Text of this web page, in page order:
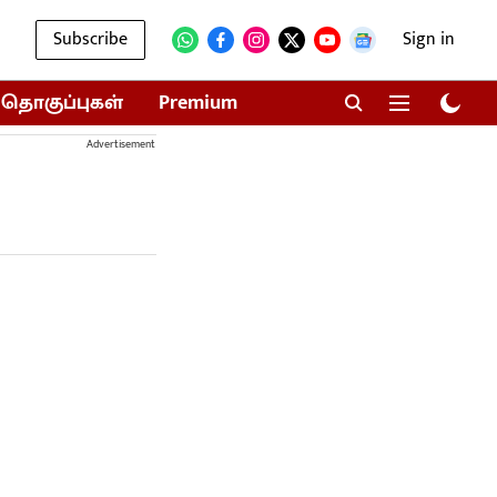
Subscribe Sign in
தொகுப்புகள் Premium
Advertisement